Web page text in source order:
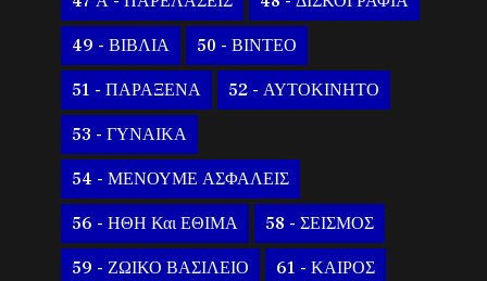
49 - ΒΙΒΛΙΑ 50 - ΒΙΝΤΕΟ
51 - ΠΑΡΑΞΕΝΑ 52 - ΑΥΤΟΚΙΝΗΤΟ
53 - ΓΥΝΑΙΚΑ
54 - ΜΕΝΟΥΜΕ ΑΣΦΑΛΕΙΣ
56 - ΗΘΗ Και ΕΘΙΜΑ 58 - ΣΕΙΣΜΟΣ
59 - ΖΩΙΚΟ ΒΑΣΙΛΕΙΟ 61 - ΚΑΙΡΟΣ